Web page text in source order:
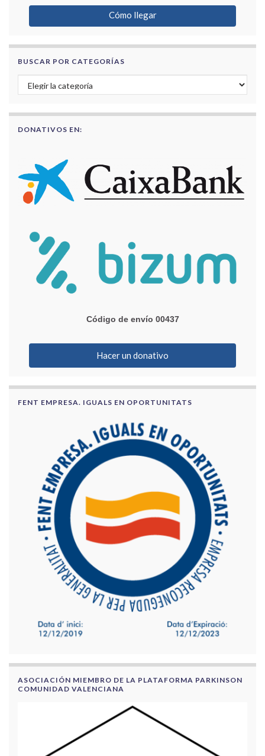
Cómo llegar
BUSCAR POR CATEGORÍAS
Buscar por categorías
DONATIVOS EN:
Código de envío 00437
Hacer un donativo
FENT EMPRESA. IGUALS EN OPORTUNITATS
ASOCIACIÓN MIEMBRO DE LA PLATAFORMA PARKINSON
COMUNIDAD VALENCIANA